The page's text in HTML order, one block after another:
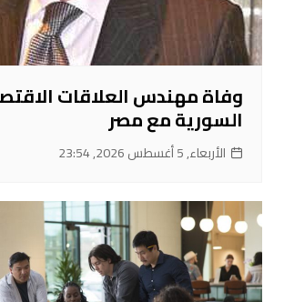
وفاة مهندس العلاقات
السورية مع مصر
الأربعاء, 5 أغسطس 2026, 23:54